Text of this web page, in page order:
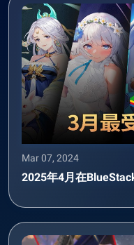
Mar 07, 2024
2025年4月在